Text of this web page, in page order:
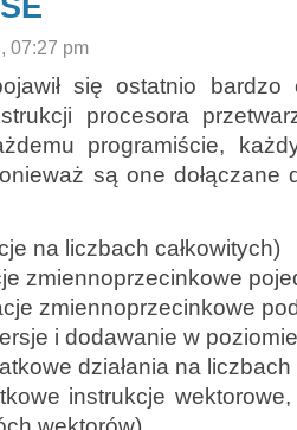
07:27 pm
się ostatnio
procesora
programiście,
są one dołączane
na liczbach całkowitych)
zmiennoprzecinkowe
zmiennoprzecinkowe
i dodawanie w
działania na liczbach
instrukcje